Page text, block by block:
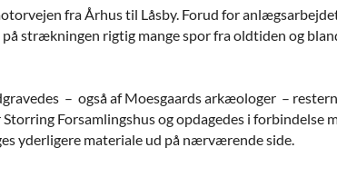
fra Århus til Låsby. Forud for
på strækningen rigtig mange spor fra oldtiden og
– også af Moesgaards arkæologer –
Forsamlingshus og opdagedes i
yderligere materiale ud på nærværende side.